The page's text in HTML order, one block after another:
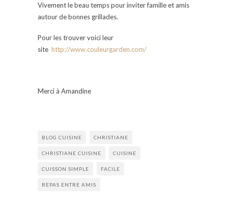
Vivement le beau temps pour inviter famille et amis
autour de bonnes grillades.
Pour les trouver voici leur
site http://www.couleurgarden.com/
Merci à Amandine
BLOG CUISINE CHRISTIANE
CHRISTIANE CUISINE CUISINE
CUISSON SIMPLE FACILE
REPAS ENTRE AMIS